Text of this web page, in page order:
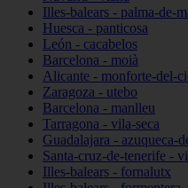
Illes-balears - palma-de-
Huesca - panticosa
León - cacabelos
Barcelona - moià
Alicante - monforte-del-
Zaragoza - utebo
Barcelona - manlleu
Tarragona - vila-seca
Guadalajara - azuqueca-
Santa-cruz-de-tenerife -
Illes-balears - fornalutx